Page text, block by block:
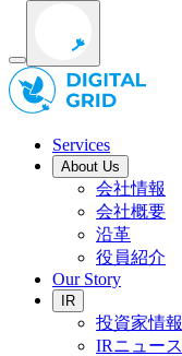
Services
About Us
会社情報
会社概要
沿革
役員紹介
Our Story
IR
投資家情報
IRニュース